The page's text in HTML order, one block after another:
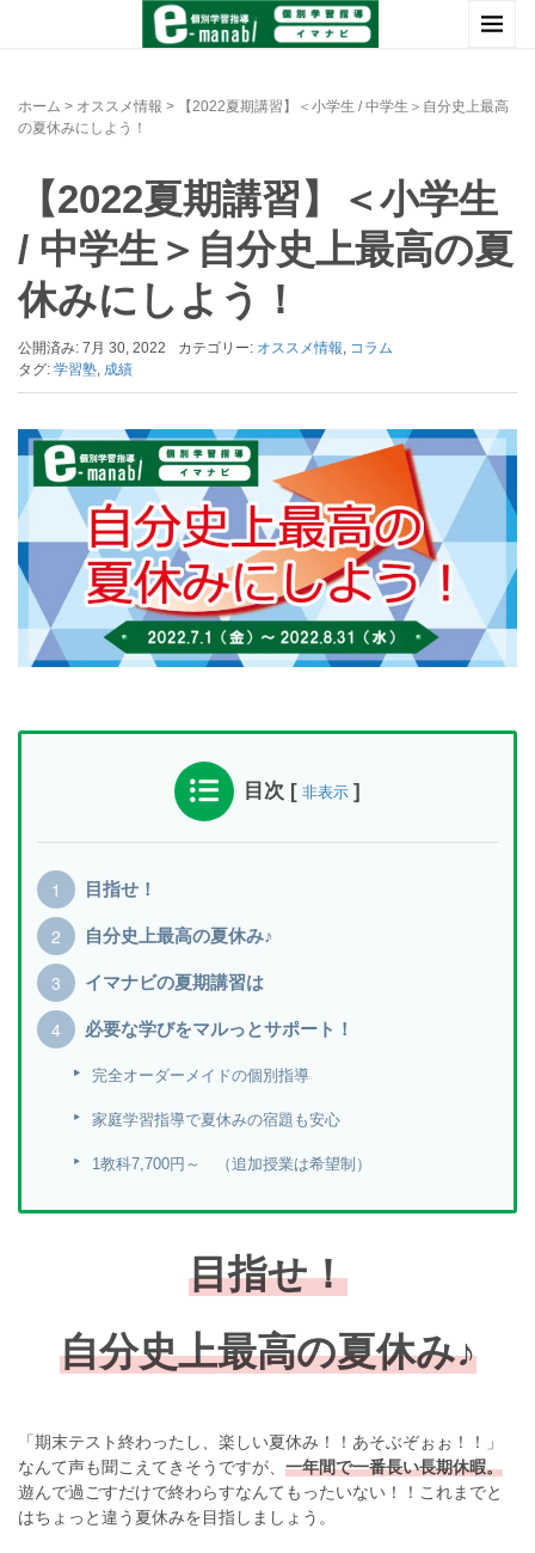
ホーム > オススメ情報 >
【2022夏期講習】＜小学生 / 中学生＞自分史上最高
の夏休みにしよう！
【2022夏期講習】＜小学生
/ 中学生＞自分史上最高の夏
休みにしよう！
公開済み: 7月 30, 2022 カテゴリー: オススメ情報, コラム
タグ: 学習塾, 成績
目次 [ 非表示 ]
目指せ！
自分史上最高の夏休み♪
イマナビの夏期講習は
必要な学びをマルっとサポート！
完全オーダーメイドの個別指導
家庭学習指導で夏休みの宿題も安心
1教科7,700円～ （追加授業は希望制）
目指せ！
自分史上最高の夏休み♪
「期末テスト終わったし、楽しい夏休み！！あそぶぞぉぉ！！」
なんて声も聞こえてきそうですが、 一年間で一番長い長期休暇。
遊んで過ごすだけで終わらすなんてもったいない！！これまでと
はちょっと違う夏休みを目指しましょう。